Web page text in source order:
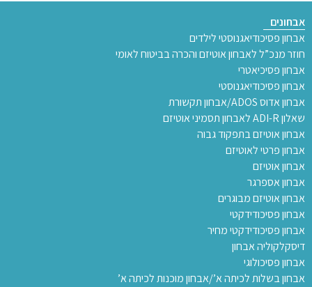
אבחונים
אבחון פסיכודיאגנוסטי לילדים
חוזר מנכ”ל לאבחון אוטיזם והכרה בביטוח לאומי
אבחון פסיכיאטרי
אבחון פסיכודיאגנוסטי
אבחון אדוס ADOS/אבחון תקשורת
שאלון ADI-R לאבחון תסמיני אוטיזם
אבחון אוטיזם בתפקוד גבוה
אבחון פרטי לאוטיזם
אבחון אוטיזם
אבחון אספרגר
אבחון אוטיזם מבוגרים
אבחון פסיכודידקטי
אבחון פסיכודידקטי מחיר
דיסקלקוליה אבחון
אבחון פסיכולוגי
אבחון בשלות לכיתה א’/אבחון מוכנות לכיתה א’